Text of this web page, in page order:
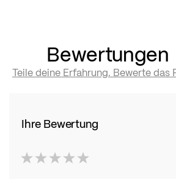
Bewertungen
Teile deine Erfahrung. Bewerte das
Ihre Bewertung